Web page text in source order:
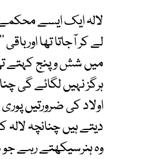
لالہ ایک ایسے
لے کر آجاتا تھا
میں شش وپنج کہتے
ہرگز نہیں لگائے گی
اولاد کی ضرورتیں
دیتے ہیں چنانچہ
وہ ہنرسیکھتے رہے